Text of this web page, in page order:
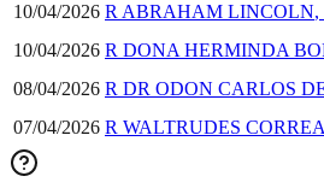
10/04/2026 R ABRAHAM LINCOLN,
10/04/2026 R DONA HERMINDA
08/04/2026 R DR ODON CARLOS
07/04/2026 R WALTRUDES CORREA